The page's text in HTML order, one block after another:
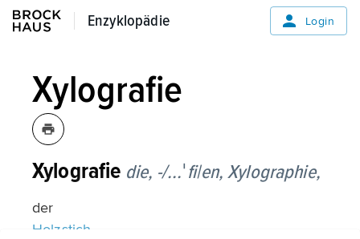
Enzyklopädie
Enzyklopädie Login
Xylografie
Xylografie die, -/...ˈfi|en,Xylographie,
der
Holzstich